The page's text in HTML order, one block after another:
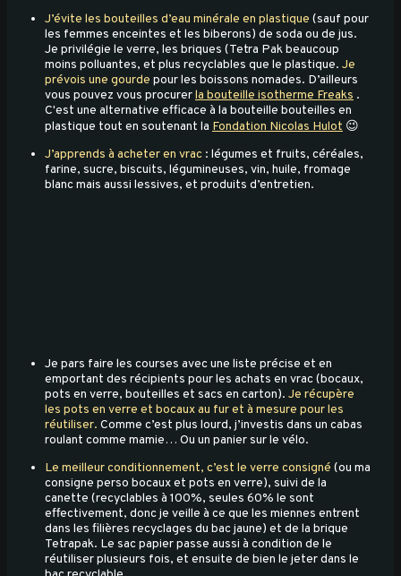
J’évite les bouteilles d’eau minérale en plastique (sauf pour
les femmes enceintes et les biberons) de soda ou de jus.
Je privilégie le verre, les briques (Tetra Pak beaucoup
moins polluantes, et plus recyclables que le plastique. Je
prévois une gourde pour les boissons nomades. D’ailleurs
vous pouvez vous procurerla bouteille isotherme Freaks .
C'est une alternative efficace à la bouteille bouteilles en
plastique tout en soutenant la Fondation Nicolas Hulot 😉
J’apprends à acheter en vrac : légumes et fruits, céréales,
farine, sucre, biscuits, légumineuses, vin, huile, fromage
blanc mais aussi lessives, et produits d’entretien.
Je pars faire les courses avec une liste précise et en
emportant des récipients pour les achats en vrac (bocaux,
pots en verre, bouteilles et sacs en carton). Je récupère
les pots en verre et bocaux au fur et à mesure pour les
réutiliser. Comme c’est plus lourd, j’investis dans un cabas
roulant comme mamie… Ou un panier sur le vélo.
Le meilleur conditionnement, c’est le verre consigné (ou ma
consigne perso bocaux et pots en verre), suivi de la
canette (recyclables à 100%, seules 60% le sont
effectivement, donc je veille à ce que les miennes entrent
dans les filières recyclages du bac jaune) et de la brique
Tetrapak. Le sac papier passe aussi à condition de le
réutiliser plusieurs fois, et ensuite de bien le jeter dans le